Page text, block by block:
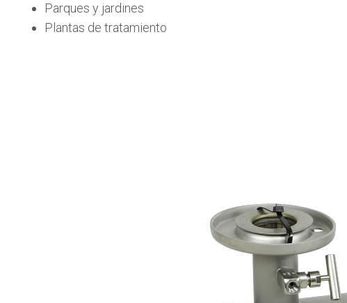
Parques y jardines
Plantas de tratamiento